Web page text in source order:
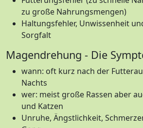
zu große Nahrungsmengen)
Haltungsfehler, Unwissenheit
Sorgfalt
Magendrehung - Die
wann: oft kurz nach der
Nachts
wer: meist große Rassen aber
und Katzen
Unruhe, Ängstlichkeit,